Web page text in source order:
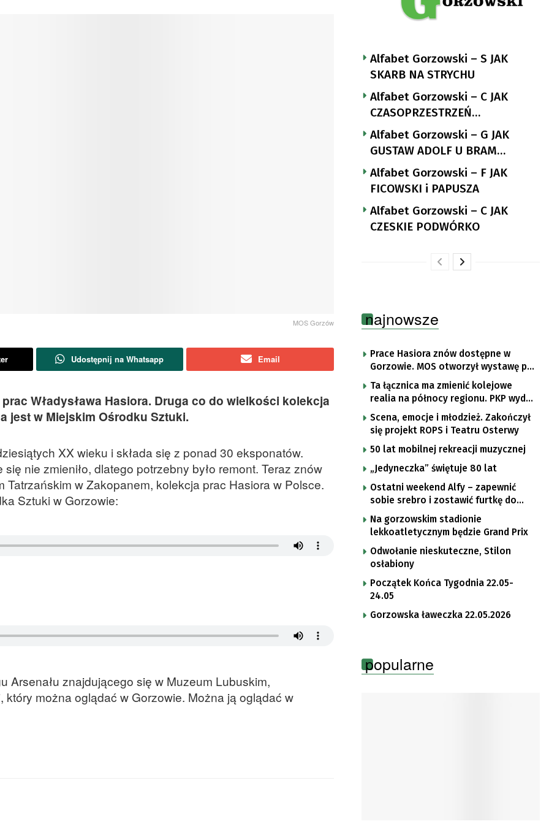
MOS Gorzów
Udostępnij na Whatsapp Email
Władysława Hasiora. Druga co do wielkości kolekcja
jest w Miejskim Ośrodku Sztuki.
XX wieku i składa się z ponad 30 eksponatów.
nie zmieniło, dlatego potrzebny było remont. Teraz znów
w Zakopanem, kolekcja prac Hasiora w Polsce.
Sztuki w Gorzowie:
Arsenału znajdującego się w Muzeum Lubuskim,
można oglądać w Gorzowie. Można ją oglądać w
Alfabet Gorzowski – S JAK
SKARB NA STRYCHU
Alfabet Gorzowski – C JAK
CZASOPRZESTRZEŃ
NUTTGENSA
Alfabet Gorzowski – G JAK
GUSTAW ADOLF U BRAM
LANDSBERGA
Alfabet Gorzowski – F JAK
FICOWSKI i PAPUSZA
Alfabet Gorzowski – C JAK
CZESKIE PODWÓRKO
najnowsze
Prace Hasiora znów dostępne w
Gorzowie. MOS otworzył wystawę po
remoncie
Ta łącznica ma zmienić kolejowe
realia na północy regionu. PKP wyda
8 mln zł na projekt inwestycji
Scena, emocje i młodzież. Zakończył
się projekt ROPS i Teatru Osterwy
50 lat mobilnej rekreacji muzycznej
„Jedyneczka” świętuje 80 lat
Ostatni weekend Alfy – zapewnić
sobie srebro i zostawić furtkę do
złota
Na gorzowskim stadionie
lekkoatletycznym będzie Grand Prix
Odwołanie nieskuteczne, Stilon
osłabiony
Początek Końca Tygodnia 22.05-
24.05
Gorzowska ławeczka 22.05.2026
popularne